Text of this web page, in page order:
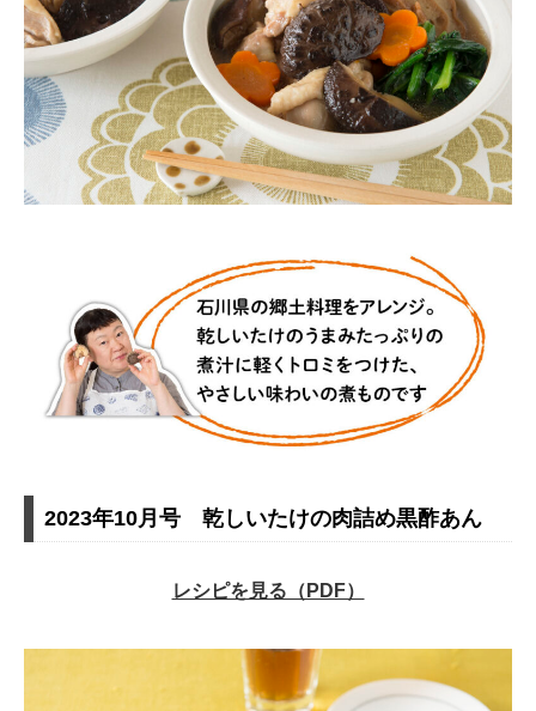
2023年10月号 乾しいたけの肉詰め黒酢あん
レシピを見る（PDF）